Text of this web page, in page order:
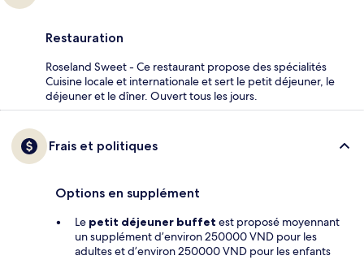
Restauration
Roseland Sweet - Ce restaurant propose des spécialités
Cuisine locale et internationale et sert le petit déjeuner, le
déjeuner et le dîner. Ouvert tous les jours.
Frais et politiques
Options en supplément
Le petit déjeuner buffet est proposé moyennant
un supplément d’environ 250000 VND pour les
adultes et d’environ 250000 VND pour les enfants